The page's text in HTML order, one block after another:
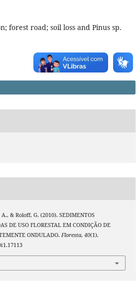
forest road; soil loss and Pinus sp.
& Roloff, G. (2010). SEDIMENTOS
DE USO FLORESTAL EM CONDIÇÃO DE
ONDULADO. Floresta, 40(1).